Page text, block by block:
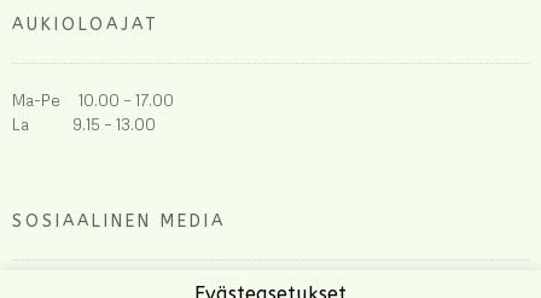
AUKIOLOAJAT
Ma-Pe 10.00 – 17.00
La 9.15 – 13.00
SOSIAALINEN MEDIA